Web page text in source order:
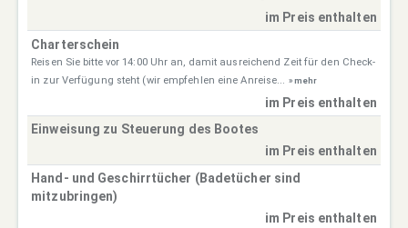
im Preis enthalten
Charterschein
Reisen Sie bitte vor 14:00 Uhr an, damit ausreichend Zeit für den Check-
in zur Verfügung steht (wir empfehlen eine Anreise... » mehr
im Preis enthalten
Einweisung zu Steuerung des Bootes
im Preis enthalten
Hand- und Geschirrtücher (Badetücher sind
mitzubringen)
im Preis enthalten